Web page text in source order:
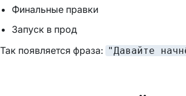
Финальные правки
Запуск в прод
Так появляется фраза: "Давайте